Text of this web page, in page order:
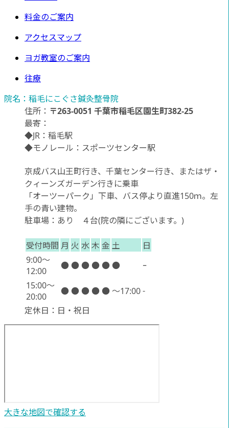
料金のご案内
アクセスマップ
ヨガ教室のご案内
往療
院名 ：稲毛にこぐさ鍼灸整骨院
住所 ： 〒263-0051 千葉市稲毛区園生町382-25
最寄 ：
◆JR：稲毛駅
◆モノレール：スポーツセンター駅
京成バス山王町行き、千葉センター行き、またはザ・
クィーンズガーデン行きに乗車
「オーツーパーク」下車、バス停より直進150ｍ。左
手の青い建物。
駐車場 ：あり ４台(院の隣にございます。)
受付時間 月 火 水木 金 土
日
9:00〜
12:00
●●●●●●
ｰ
15:00〜
20:00
●●●●● ～17:00-
定休日：日・祝日
大きな地図で確認する